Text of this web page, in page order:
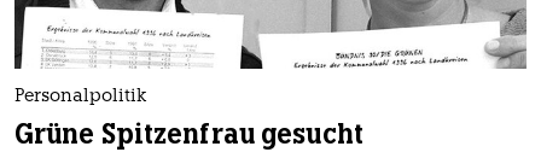
Personalpolitik
Grüne Spitzenfrau gesucht